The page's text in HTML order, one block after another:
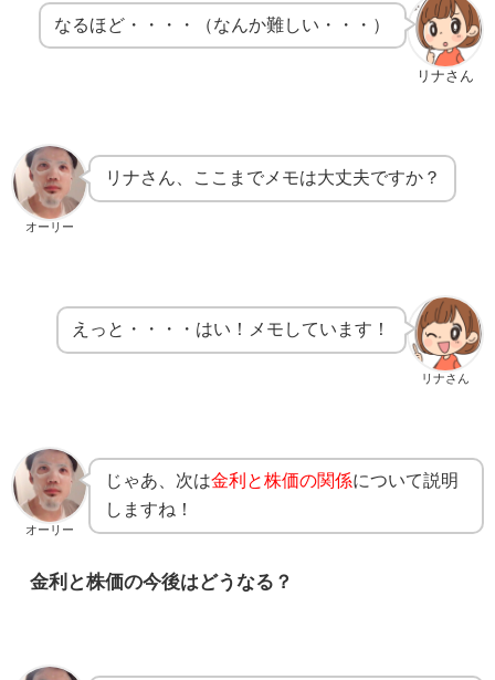
リナさん
なるほど・・・・（なんか難しい・・・）
オーリー
リナさん、ここまでメモは大丈夫ですか？
リナさん
えっと・・・・はい！メモしています！
オーリー
じゃあ、次は金利と株価の関係について説明
しますね！
金利と株価の今後はどうなる？